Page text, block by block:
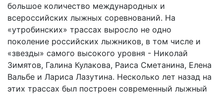
большое количество международных и
всероссийских лыжных соревнований. На
«утробинских» трассах выросло не одно
поколение российских лыжников, в том числе и
«звезды» самого высокого уровня - Николай
Зимятов, Галина Кулакова, Раиса Сметанина, Елена
Вальбе и Лариса Лазутина. Несколько лет назад на
этих трассах был построен современный лыжный